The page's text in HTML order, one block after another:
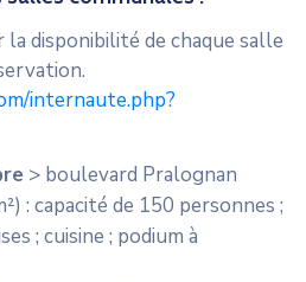
disponibilité de chaque salle
internaute.php?
> boulevard Pralognan
: capacité de 150 personnes ;
; cuisine ; podium à